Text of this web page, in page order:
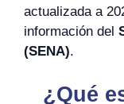
actualizada a
información del
(SENA).
¿Qué